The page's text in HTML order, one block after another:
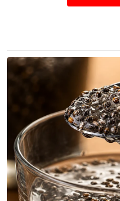
Artikel Berkaitan:
Gunung berapi